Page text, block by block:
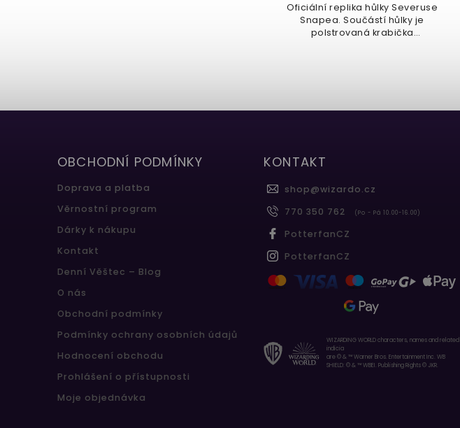
Oficiální replika hůlky Severuse
Snapea. Součástí hůlky je
polstrovaná krabička
OBCHODNÍ PODMÍNKY
Doprava a platba
Věrnostní program
Dárky k nákupu
Kontakt
Denní Věštec – Blog
O nás
Obchodní podmínky
Podmínky ochrany osobních údajů
Hodnocení obchodu
Prohlášení o přístupnosti
Moje objednávka
KONTAKT
shop@wizardo.cz
770 350 762
(Po - Pá 10.00-16.00)
PotterfanCZ
PotterfanCZ
WIZARDING WORLD characters, names and related
indicia
are © & ™ Warner Bros. Entertainment Inc. WB
SHIELD: © & ™ WBEI. Publishing Rights © JKR.